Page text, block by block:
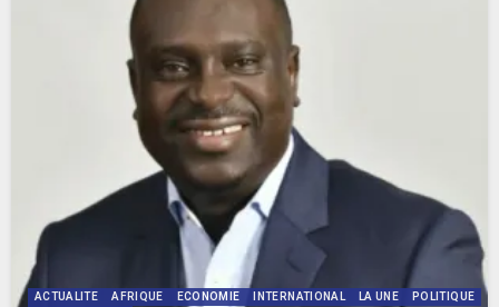
ACTUALITE AFRIQUE ECONOMIE INTERNATIONAL LA UNE
POLITIQUE